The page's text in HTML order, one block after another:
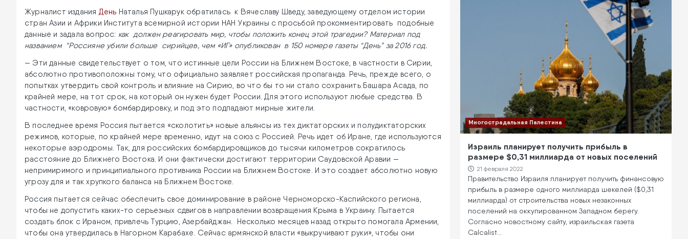
Журналист издания День Наталья Пушкарук обратилась к Вячеславу Шведу, заведующему отделом истории
стран Азии и Африки Института всемирной истории НАН Украины с просьбой прокомментировать подобные
данные и задала вопрос: как должен реагировать мир, чтобы положить конец этой трагедии? Материал под
названием “Россияне убили больше сирийцев, чем «ИГ» опубликован в 150 номере газеты “День” за 2016 год.
— Эти данные свидетельствует о том, что истинные цели России на Ближнем Востоке, в частности в Сирии,
абсолютно противоположны тому, что официально заявляет российская пропаганда. Речь, прежде всего, о
попытках утвердить свой контроль и влияние на Сирию, во что бы то ни стало сохранить Башара Асада, по
крайней мере, на тот срок, на который он нужен будет России. Для этого используют любые средства. В
частности, «ковровую» бомбардировку, и под это подпадают мирные жители.
В последнее время Россия пытается «сколотить» новые альянсы из тех диктаторских и полудиктаторских
режимов, которые, по крайней мере временно, идут на союз с Россией. Речь идет об Иране, где используются
некоторые аэродромы. Так, для российских бомбардировщиков до тысячи километров сократилось
расстояние до Ближнего Востока. И они фактически достигают территории Саудовской Аравии —
непримиримого и принципиального противника России на Ближнем Востоке. И это создает абсолютно новую
угрозу для и так хрупкого баланса на Ближнем Востоке.
Россия пытается сейчас обеспечить свое доминирование в районе Черноморско-Каспийского региона,
чтобы не допустить каких-то серьезных сдвигов в направлении возвращения Крыма в Украину. Пытается
создать блок с Ираном, привлечь Турцию, Азербайджан. Несколько месяцев назад открыто помогала Армении,
чтобы она утвердилась в Нагорном Карабахе. Сейчас армянской власти «выкручивают руки», чтобы они
Многострадальная Палестина
Израиль планирует получить прибыль в
размере $0,31 миллиарда от новых поселений
21 февраля 2022
Правительство Израиля планирует получить финансовую
прибыль в размере одного миллиарда шекелей ($0,31
миллиарда) от строительства новых незаконных
поселений на оккупированном Западном берегу.
Согласно новостному сайту, израильская газета
Calcalist…